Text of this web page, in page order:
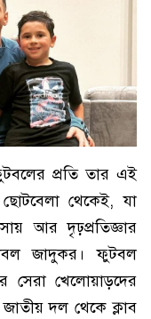
প্রতি তার এই
থেকেই, যা
আর দৃঢ়প্রতিজ্ঞার
জাদুকর। ফুটবল
সেরা খেলোয়াড়দের
দল থেকে ক্লাব